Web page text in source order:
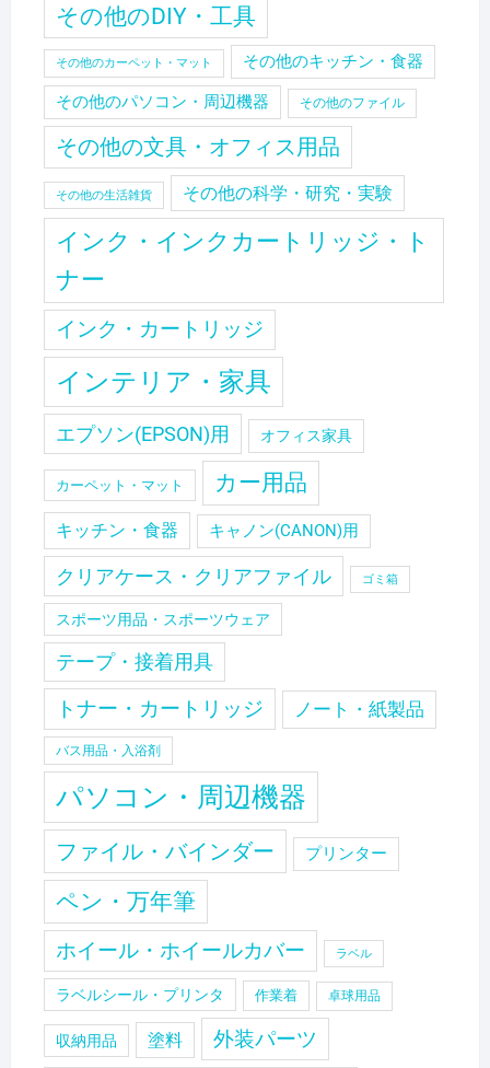
その他のDIY・工具
その他のカーペット・マット その他のキッチン・食器
その他のパソコン・周辺機器 その他のファイル
その他の文具・オフィス用品
その他の生活雑貨 その他の科学・研究・実験
インク・インクカートリッジ・ト
ナー
インク・カートリッジ
インテリア・家具
エプソン(EPSON)用 オフィス家具
カーペット・マット カー用品
キッチン・食器 キャノン(CANON)用
クリアケース・クリアファイル ゴミ箱
スポーツ用品・スポーツウェア
テープ・接着用具
トナー・カートリッジ ノート・紙製品
バス用品・入浴剤
パソコン・周辺機器
ファイル・バインダー プリンター
ペン・万年筆
ホイール・ホイールカバー ラベル
ラベルシール・プリンタ 作業着 卓球用品
収納用品 塗料 外装パーツ